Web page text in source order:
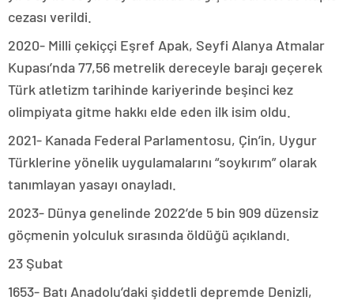
cezası verildi.
2020- Milli çekiççi Eşref Apak, Seyfi Alanya Atmalar
Kupası’nda 77,56 metrelik dereceyle barajı geçerek
Türk atletizm tarihinde kariyerinde beşinci kez
olimpiyata gitme hakkı elde eden ilk isim oldu.
2021- Kanada Federal Parlamentosu, Çin’in, Uygur
Türklerine yönelik uygulamalarını “soykırım” olarak
tanımlayan yasayı onayladı.
2023- Dünya genelinde 2022’de 5 bin 909 düzensiz
göçmenin yolculuk sırasında öldüğü açıklandı.
23 Şubat
1653- Batı Anadolu’daki şiddetli depremde Denizli,